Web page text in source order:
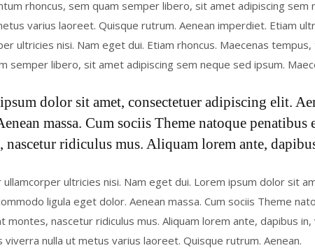
rhoncus, sem quam semper libero, sit amet adipiscing sem
varius laoreet. Quisque rutrum. Aenean imperdiet. Etiam
ultricies nisi. Nam eget dui. Etiam rhoncus. Maecenas
semper libero, sit amet adipiscing sem neque sed ipsum.
dolor sit amet, consectetuer adipiscing elit.
massa. Cum sociis Theme natoque
nascetur ridiculus mus. Aliquam lorem ante,
ullamcorper ultricies nisi. Nam eget dui. Lorem ipsum dolor sit
ligula eget dolor. Aenean massa. Cum sociis Theme
montes, nascetur ridiculus mus. Aliquam lorem ante, dapibus
viverra nulla ut metus varius laoreet. Quisque rutrum. Aenean.